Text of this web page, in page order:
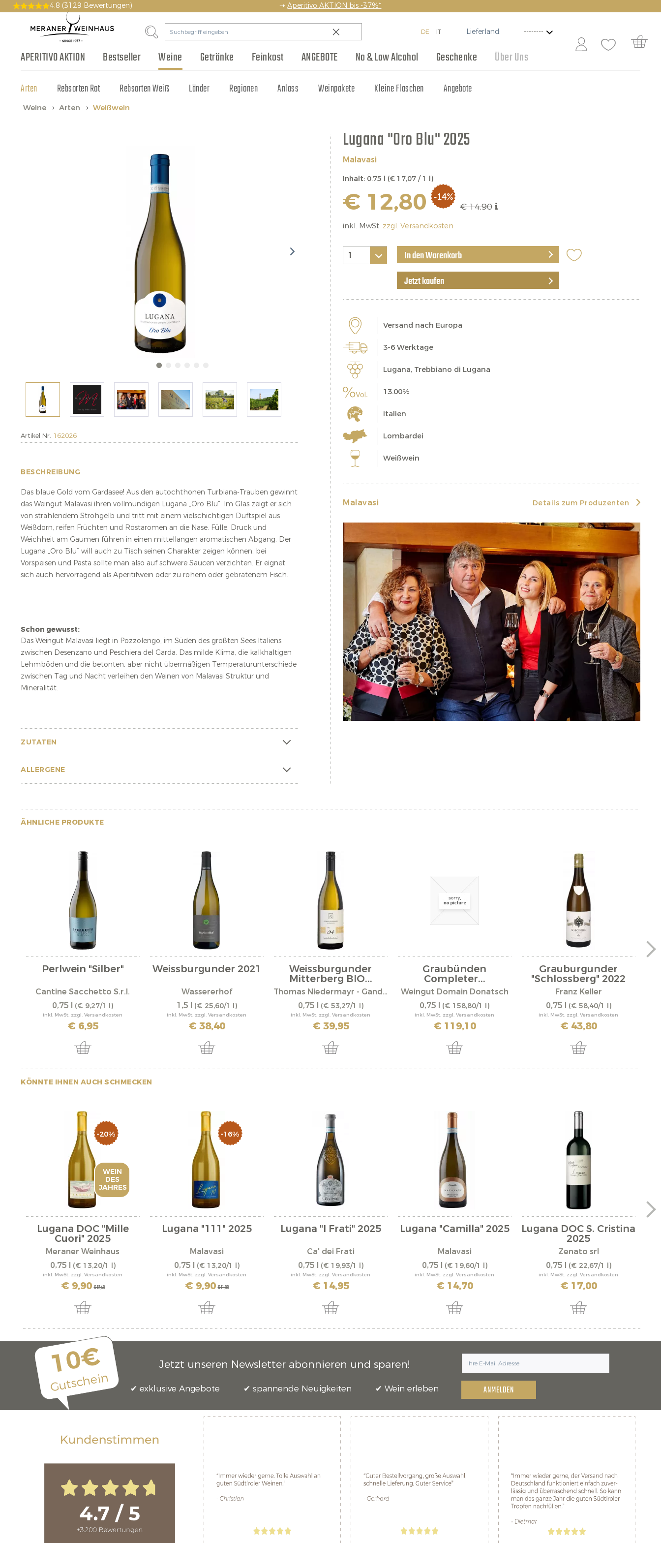
4.8 (3129 Bewertungen) ➝Aperitivo AKTION bis -37%*
DE IT Lieferland:
APERITIVO AKTION Bestseller Weine Getränke Feinkost ANGEBOTE No & Low Alcohol Geschenke Über Uns
Arten Rebsorten Rot Rebsorten Weiß Länder Regionen Anlass Weinpakete Kleine Flaschen Angebote
Bier & Cidre Fruchtsaft & Sirup Tonic & Cocktailzutaten
Wurst & Aufschnitt Käse Olivenöl & Balsamico Backwaren & Pasta Aufstriche & Chutneys Eingelegtes Schokolade
Pakete Gutscheine
Geschichte Philosophie Vinothek Großhandel Team Weinhaus Club Blog Hersteller Jobs
Weine Arten Weißwein
Artikel Nr. 162026
BESCHREIBUNG
Das blaue Gold vom Gardasee! Aus den autochthonen Turbiana-Trauben gewinnt
das Weingut Malavasi ihren vollmundigen Lugana „Oro Blu“. Im Glas zeigt er sich
von strahlendem Strohgelb und tritt mit einem vielschichtigen Duftspiel aus
Weißdorn, reifen Früchten und Röstaromen an die Nase. Fülle, Druck und
Weichheit am Gaumen führen in einen mittellangen aromatischen Abgang. Der
Lugana „Oro Blu“ will auch zu Tisch seinen Charakter zeigen können, bei
Vorspeisen und Pasta sollte man also auf schwere Saucen verzichten. Er eignet
sich auch hervorragend als Aperitifwein oder zu rohem oder gebratenem Fisch.
Schon gewusst:
Das Weingut Malavasi liegt in Pozzolengo, im Süden des größten Sees Italiens
zwischen Desenzano und Peschiera del Garda. Das milde Klima, die kalkhaltigen
Lehmböden und die betonten, aber nicht übermäßigen Temperaturunterschiede
zwischen Tag und Nacht verleihen den Weinen von Malavasi Struktur und
Mineralität.
ZUTATEN
ALLERGENE
Lugana "Oro Blu" 2025
Malavasi
Inhalt: 0.75 l (€ 17,07 / 1 l)
€ 12,80 -14%
€ 14,90
inkl. MwSt. zzgl. Versandkosten
In den Warenkorb
Jetzt kaufen
Versand nach Europa
3-6 Werktage
Lugana, Trebbiano di Lugana
13.00%
Italien
Lombardei
Weißwein
Malavasi Details zum Produzenten
ÄHNLICHE PRODUKTE
Perlwein "Silber"
Cantine Sacchetto S.r.l.
0,75 l (€ 9,27/1 l)
inkl. MwSt. zzgl. Versandkosten
€ 6,95
Weissburgunder 2021
Wassererhof
1,5 l (€ 25,60/1 l)
inkl. MwSt. zzgl. Versandkosten
€ 38,40
Weissburgunder
Mitterberg BIO...
Thomas Niedermayr - Gandberg
0,75 l (€ 53,27/1 l)
inkl. MwSt. zzgl. Versandkosten
€ 39,95
Graubünden
Completer...
Weingut Domain Donatsch
0,75 l (€ 158,80/1 l)
inkl. MwSt. zzgl. Versandkosten
€ 119,10
Grauburgunder
"Schlossberg" 2022
Franz Keller
0,75 l (€ 58,40/1 l)
inkl. MwSt. zzgl. Versandkosten
€ 43,80
KÖNNTE IHNEN AUCH SCHMECKEN
-20%
WEIN
DES
JAHRES
Lugana DOC "Mille
Cuori" 2025
Meraner Weinhaus
0,75 l (€ 13,20/1 l)
inkl. MwSt. zzgl. Versandkosten
€ 9,90 € 12,40
-16%
Lugana "111" 2025
Malavasi
0,75 l (€ 13,20/1 l)
inkl. MwSt. zzgl. Versandkosten
€ 9,90 € 11,80
Lugana "I Frati" 2025
Ca' dei Frati
0,75 l (€ 19,93/1 l)
inkl. MwSt. zzgl. Versandkosten
€ 14,95
Lugana "Camilla" 2025
Malavasi
0,75 l (€ 19,60/1 l)
inkl. MwSt. zzgl. Versandkosten
€ 14,70
Lugana DOC S. Cristina
2025
Zenato srl
0,75 l (€ 22,67/1 l)
inkl. MwSt. zzgl. Versandkosten
€ 17,00
10€
Gutschein
Jetzt unseren Newsletter abonnieren und sparen!
exklusive Angebote spannende Neuigkeiten Wein erleben ANMELDEN